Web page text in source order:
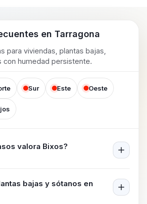
en Tarragona
para viviendas, plantas bajas,
con humedad persistente.
Sur Este Oeste
valora Bixos?
bajas y sótanos en